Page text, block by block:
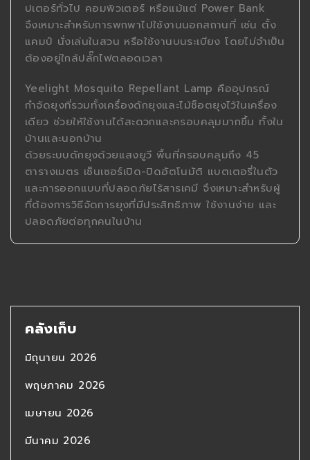
ปเตอร์ทั่วไป คอมพิวเตอร์ หรือแม้แต่ Power Bank
จึงเหมาะสำหรับการพกพาไปใช้งานนอกสถานที่ เช่น ตั้ง
แคมป์ นั่งเล่นในสวน หรือใช้งานบนระเบียง โดยไม่จำเป็น
ต้องอยู่ใกล้ปลั๊กไฟตลอดเวลา
Yeelight Mosquito Repellant Lamp คืออุปกรณ์
กำจัดยุงที่รวมทั้งเครื่องดักยุงและไม้ช็อตยุงไว้ในเครื่อง
เดียว ช่วยให้ใช้งานได้สะดวกและครอบคลุมมากขึ้น ทั้งใน
บ้านและนอกบ้าน
ด้วยระบบดักยุงด้วยแสงยูวี พื้นที่ครอบคลุมถึง 45
ตารางเมตร เซ็นเซอร์เปิด-ปิดอัตโนมัติ แบตเตอรี่ในตัว
และการออกแบบที่ปลอดภัยไร้สารเคมี จึงเหมาะสำหรับผู้
ที่ต้องการวิธีจัดการยุงที่มีประสิทธิภาพ ใช้งานง่าย และ
ปลอดภัยต่อทุกคนในบ้าน
คลังเก็บ
มิถุนายน 2026
พฤษภาคม 2026
เมษายน 2026
มีนาคม 2026